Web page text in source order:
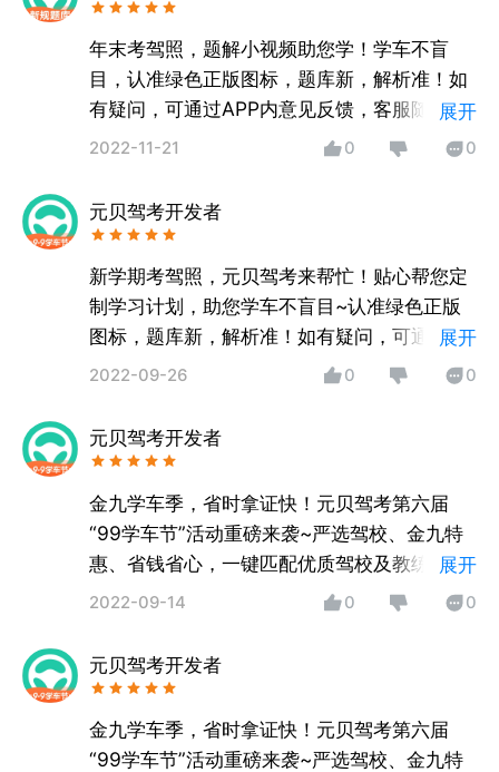
年末考驾照，题解小视频助您学！学车不盲
目，认准绿色正版图标，题库新，解析准！如
有疑问，可通过APP内意见反馈，客服随时为
您服务哦！
展开
2022-11-21 0 0
元贝驾考开发者
新学期考驾照，元贝驾考来帮忙！贴心帮您定
制学习计划，助您学车不盲目~认准绿色正版
图标，题库新，解析准！如有疑问，可通过
APP内意见反馈，客服随时为您服务哦！
展开
2022-09-26 0 0
元贝驾考开发者
金九学车季，省时拿证快！元贝驾考第六届
“99学车节”活动重磅来袭~严选驾校、金九特
惠、省钱省心，一键匹配优质驾校及教练，一
站式拿证，快速通关！快来App体验吧~如有
服务哦！
展开
2022-09-14 0 0
元贝驾考开发者
金九学车季，省时拿证快！元贝驾考第六届
“99学车节”活动重磅来袭~严选驾校、金九特